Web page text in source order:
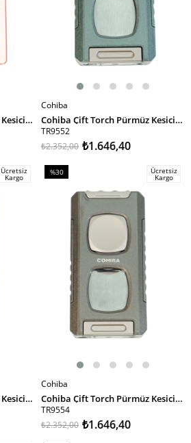
Cohiba Çift Torch Pürmüz Kesici & Delici Bronz Metal Puro Çakmağı
SEPETE EKLE
Cohiba
Cohiba Çift Torch Pürmüz Kesici & Delici & İğneli Yeşil Metal Puro Çakmağı
TR9552
₺1.646,40
₺2.352,00
Ücretsiz
Kargo
Cohiba Çift Torch Pürmüz Kesici & Delici & İğneli Gunmetal Metal Puro Çakmağı
SEPETE EKLE
%30
%30İndirim
Ücretsiz
Kargo
Cohiba
Cohiba Çift Torch Pürmüz Kesici & Delici & İğneli Füme Metal Puro Çakmağı
TR9554
₺1.646,40
₺2.352,00